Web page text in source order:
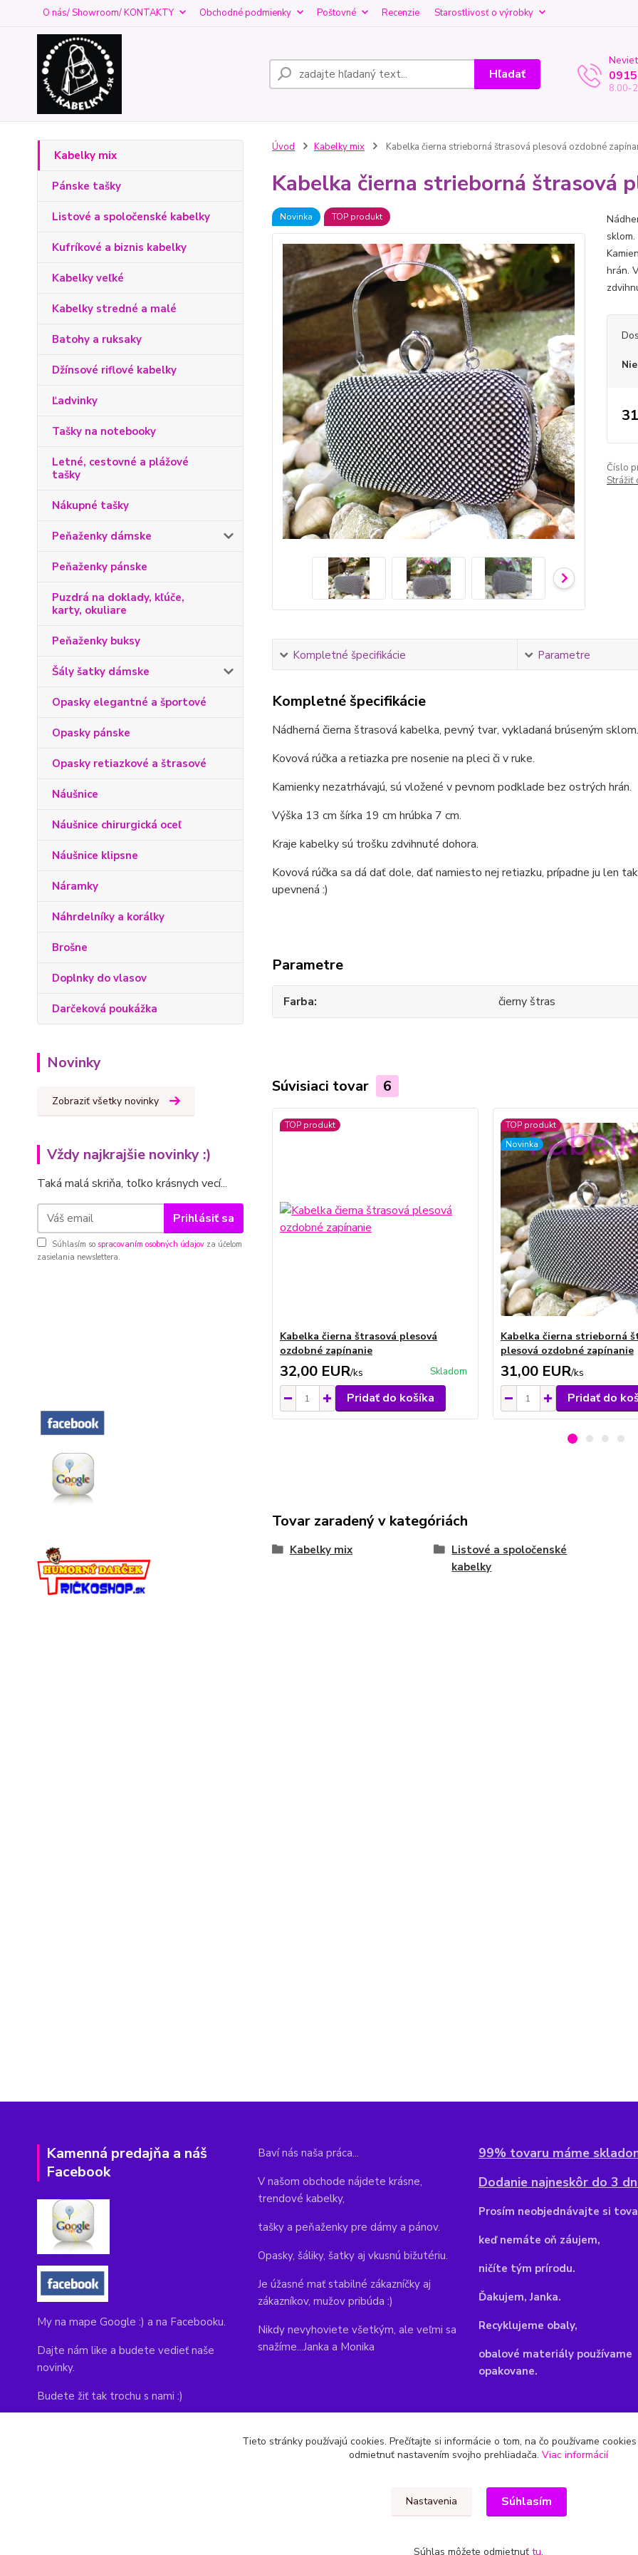
O nás/ Showroom/ KONTAKTY Obchodné podmienky Poštovné Recenzie Starostlivosť o výrobky
Hľadať
8.00-
Kabelky mix
Pánske tašky
Listové a spoločenské kabelky
Kufríkové a biznis kabelky
Kabelky veľké
Kabelky stredné a malé
Batohy a ruksaky
Džínsové riflové kabelky
Ľadvinky
Tašky na notebooky
Letné, cestovné a plážové
tašky
Nákupné tašky
Peňaženky dámske
Peňaženky pánske
Puzdrá na doklady, kľúče,
karty, okuliare
Peňaženky buksy
Šály šatky dámske
Opasky elegantné a športové
Opasky pánske
Opasky retiazkové a štrasové
Náušnice
Náušnice chirurgická oceľ
Náušnice klipsne
Náramky
Náhrdelníky a korálky
Brošne
Doplnky do vlasov
Darčeková poukážka
Novinky
Zobraziť všetky novinky
Vždy najkrajšie novinky :)
Taká malá skriňa, toľko krásnych vecí...
Prihlásiť sa
Súhlasím so spracovaním osobných údajov za účelom
zasielania newslettera.
Úvod Kabelky mix Kabelka čierna strieborná štrasová plesová ozdobné
Kabelka čierna strieborná štrasová
Novinka TOP produkt
hrán.
Číslo
Strážiť
Kompletné špecifikácie Parametre
Kompletné špecifikácie
Nádherná čierna štrasová kabelka, pevný tvar, vykladaná brúseným sklom.
Kovová rúčka a retiazka pre nosenie na pleci či v ruke.
Kamienky nezatrhávajú, sú vložené v pevnom podklade bez ostrých hrán.
Výška 13 cm šírka 19 cm hrúbka 7 cm.
Kraje kabelky sú trošku zdvihnuté dohora.
Kovová rúčka sa dá dať dole, dať namiesto nej retiazku, prípadne ju len
upevnená :)
Parametre
Farba čierny štras
Súvisiaci tovar 6
TOP produkt
Kabelka čierna štrasová plesová
ozdobné zapínanie
32,00 EUR/ks Skladom
Pridať do košíka
TOP produkt
Novinka
Kabelka čierna strieborná
plesová ozdobné zapínanie
31,00 EUR/ks
Pridať do
Tovar zaradený v kategóriách
Kabelky mix
Listové a spoločenské
kabelky
Kamenná predajňa a náš
Facebook
My na mape Google :) a na Facebooku.
Dajte nám like a budete vedieť naše
novinky.
Budete žiť tak trochu s nami :)
Baví nás naša práca...
V našom obchode nájdete krásne,
trendové kabelky,
tašky a peňaženky pre dámy a pánov.
Opasky, šáliky, šatky aj vkusnú bižutériu.
Je úžasné mať stabilné zákazníčky aj
zákazníkov, mužov pribúda :)
Nikdy nevyhoviete všetkým, ale veľmi sa
snažíme...Janka a Monika
99% tovaru máme
Dodanie najneskôr do 3
Prosím neobjednávajte si
keď nemáte oň záujem,
ničíte tým prírodu.
Ďakujem, Janka.
Recyklujeme obaly,
obalové materiály používame
opakovane.
Tieto stránky používajú cookies. Prečítajte si informácie o tom, na čo používame
odmietnuť nastavením svojho prehliadača. Viac informácií
Nastavenia Súhlasím
Súhlas môžete odmietnuť tu.